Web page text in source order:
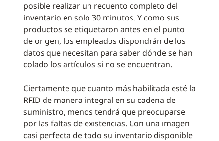
posible realizar un recuento completo del
inventario en solo 30 minutos. Y como sus
productos se etiquetaron antes en el punto
de origen, los empleados dispondrán de los
datos que necesitan para saber dónde se han
colado los artículos si no se encuentran.
Ciertamente que cuanto más habilitada esté la
RFID de manera integral en su cadena de
suministro, menos tendrá que preocuparse
por las faltas de existencias. Con una imagen
casi perfecta de todo su inventario disponible